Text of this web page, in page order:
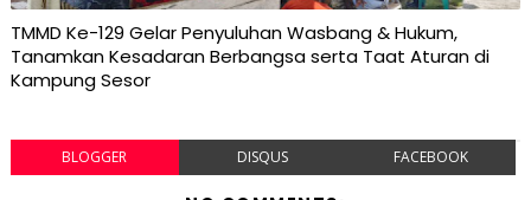
TMMD Ke-129 Gelar Penyuluhan Wasbang & Hukum,
Tanamkan Kesadaran Berbangsa serta Taat Aturan di
Kampung Sesor
BLOGGER DISQUS FACEBOOK